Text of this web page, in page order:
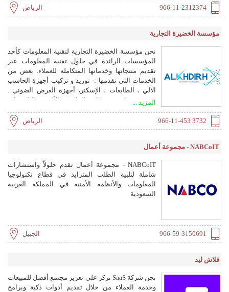
966-11-2312374 الرياض
مؤسسة الخضيرة التجارية
نحن مؤسسة الخضيرة التجارية لتقنية المعلومات كأحد
المؤسسات الرائدة في حلول تقنية المعلومات عبر
تقديم منتجاتها وخدماتها المتكامله للعملاء. بعض من
الخدمات التي نقدمها :- توريد و تركيب أجهزة الحاسب
الآلي ، الطابعات ، الإسكنر، أجهزة العرض الضوئي .
توريد و تركيب شبكات الحاسب الألي و التليفونات
المراقبه . توريد وتركيب أنظمة البصمة والتحكم
بالابواب. توريد و تركيب وحدات مزود الطاقة "UPS".
والنسخ الاحتياطي. أجهزة مكافحة الفيروسات وجدار
الإلكتروني www.alkhdirh.com
المزيد ...
966-11-453 3732 الرياض
NABCoIT - مجموعة أعمال
NABCoIT - مجموعة أعمال تقدم حلولاً واستشارات
شاملة لتلبية الطلب المتزايد في قطاع تكنولوجيا
المعلومات والأنظمة الأمنية في المملكة العربية
السعودية
966-59-3150691 الجبيل
فلاش ليد
نحن شركة SaaS تركز على تعزيز مجتمع أفضل للمبيعات
وخدمة العملاء من خلال تقديم أدوات ذكية وبرامج